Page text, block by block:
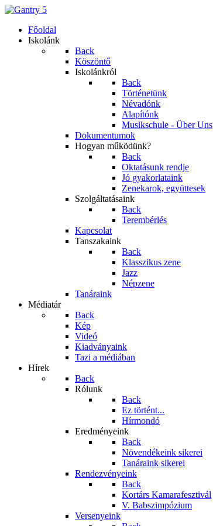
Főoldal
Iskolánk
Back
Köszöntő
Iskolánkról
Back
Történetünk
Névadónk
Alapítónk
Musikschule - Über Uns
Dokumentumok
Hogyan működünk?
Back
Oktatásunk rendje
Jó gyakorlataink
Zenekarok, együttesek
Szolgáltatásaink
Back
Terembérlés
Kapcsolat
Tanszakaink
Back
Klasszikus zene
Jazz
Népzene
Tanáraink
Médiatár
Back
Kép
Videó
Kiadványaink
Tazi a médiában
Hírek
Back
Rólunk
Back
Ez történt...
Hírmondó
Eredményeink
Back
Növendékeink sikerei
Tanáraink sikerei
Rendezvényeink
Back
Kortárs Kamarafesztivál
V. Babszimpózium
Versenyeink